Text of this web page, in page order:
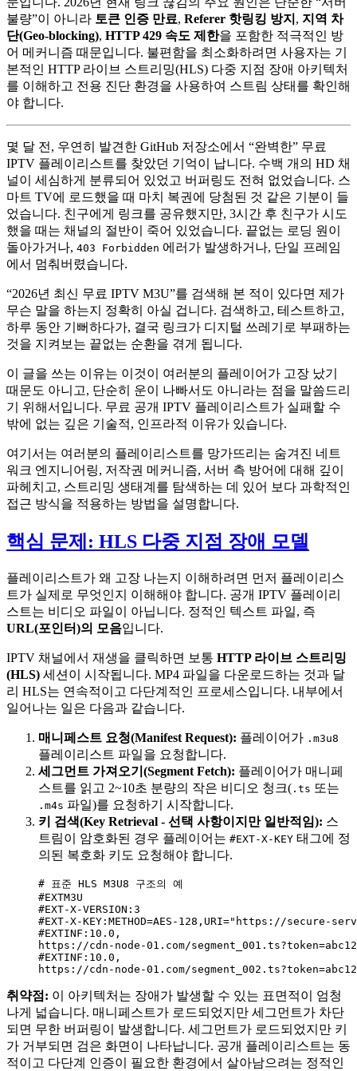
불량”이 아니라 토큰 인증 만료, Referer 핫링킹 방지 , 지역 차
단(Geo-blocking), HTTP 429 속도 제한을 포함한 적극적인 방
어 메커니즘 때문입니다. 불편함을 최소화하려면 사용자는 기
본적인 HTTP 라이브 스트리밍(HLS) 다중 지점 장애 아키텍처
를 이해하고 전용 진단 환경을 사용하여 스트림 상태를 확인해
야 합니다.
몇 달 전, 우연히 발견한 GitHub 저장소에서 “완벽한” 무료
IPTV 플레이리스트를 찾았던 기억이 납니다. 수백 개의 HD 채
널이 세심하게 분류되어 있었고 버퍼링도 전혀 없었습니다. 스
마트 TV에 로드했을 때 마치 복권에 당첨된 것 같은 기분이 들
었습니다. 친구에게 링크를 공유했지만, 3시간 후 친구가 시도
했을 때는 채널의 절반이 죽어 있었습니다. 끝없는 로딩 원이
돌아가거나, 403 Forbidden 에러가 발생하거나, 단일 프레임
에서 멈춰버렸습니다.
“2026년 최신 무료 IPTV M3U”를 검색해 본 적이 있다면 제가
무슨 말을 하는지 정확히 아실 겁니다. 검색하고, 테스트하고,
하루 동안 기뻐하다가, 결국 링크가 디지털 쓰레기로 부패하는
것을 지켜보는 끝없는 순환을 겪게 됩니다.
이 글을 쓰는 이유는 이것이 여러분의 플레이어가 고장 났기
때문도 아니고, 단순히 운이 나빠서도 아니라는 점을 말씀드리
기 위해서입니다. 무료 공개 IPTV 플레이리스트가 실패할 수
밖에 없는 깊은 기술적, 인프라적 이유가 있습니다.
여기서는 여러분의 플레이리스트를 망가뜨리는 숨겨진 네트
워크 엔지니어링, 저작권 메커니즘, 서버 측 방어에 대해 깊이
파헤치고, 스트리밍 생태계를 탐색하는 데 있어 보다 과학적인
접근 방식을 적용하는 방법을 설명합니다.
핵심 문제: HLS 다중 지점 장애 모델
플레이리스트가 왜 고장 나는지 이해하려면 먼저 플레이리스
트가 실제로 무엇인지 이해해야 합니다. 공개 IPTV 플레이리
스트는 비디오 파일이 아닙니다. 정적인 텍스트 파일, 즉
URL(포인터)의 모음입니다.
IPTV 채널에서 재생을 클릭하면 보통 HTTP 라이브 스트리밍
(HLS) 세션이 시작됩니다. MP4 파일을 다운로드하는 것과 달
리 HLS는 연속적이고 다단계적인 프로세스입니다. 내부에서
일어나는 일은 다음과 같습니다.
매니페스트 요청(Manifest Request): 플레이어가 .m3u8
플레이리스트 파일을 요청합니다.
세그먼트 가져오기(Segment Fetch): 플레이어가 매니페
스트를 읽고 2~10초 분량의 작은 비디오 청크( .ts 또는
.m4s 파일)를 요청하기 시작합니다.
키 검색(Key Retrieval - 선택 사항이지만 일반적임): 스
트림이 암호화된 경우 플레이어는 #EXT-X-KEY 태그에 정
의된 복호화 키도 요청해야 합니다.
# 표준 HLS M3U8 구조의 예
#EXTM3U
#EXT-X-VERSION:3
#EXT-X-KEY:METHOD=AES-128,URI="https://secure-
#EXTINF:10.0,
https://cdn-node-01.com/
#EXTINF:10.0,
https://cdn-node-01.com/
취약점: 이 아키텍처는 장애가 발생할 수 있는 표면적이 엄청
나게 넓습니다. 매니페스트가 로드되었지만 세그먼트가 차단
되면 무한 버퍼링이 발생합니다. 세그먼트가 로드되었지만 키
가 거부되면 검은 화면이 나타납니다. 공개 플레이리스트는 동
적이고 다단계 인증이 필요한 환경에서 살아남으려는 정적인